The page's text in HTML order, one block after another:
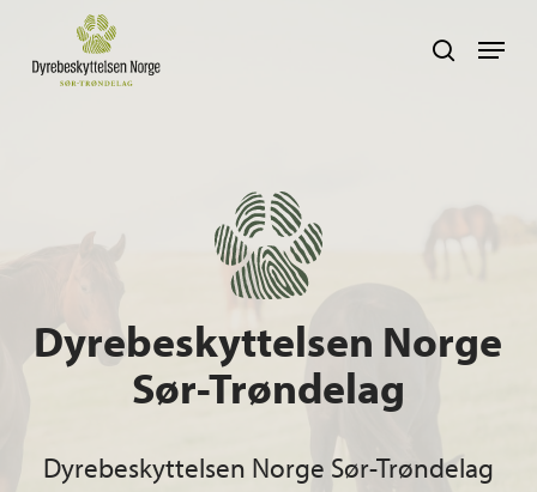
search
Dyrebeskyttelsen Norge
Sør-Trøndelag
Dyrebeskyttelsen Norge Sør-Trøndelag